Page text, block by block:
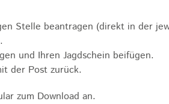
Stelle beantragen (direkt in der
und Ihren Jagdschein beifügen.
der Post zurück.
zum Download an.